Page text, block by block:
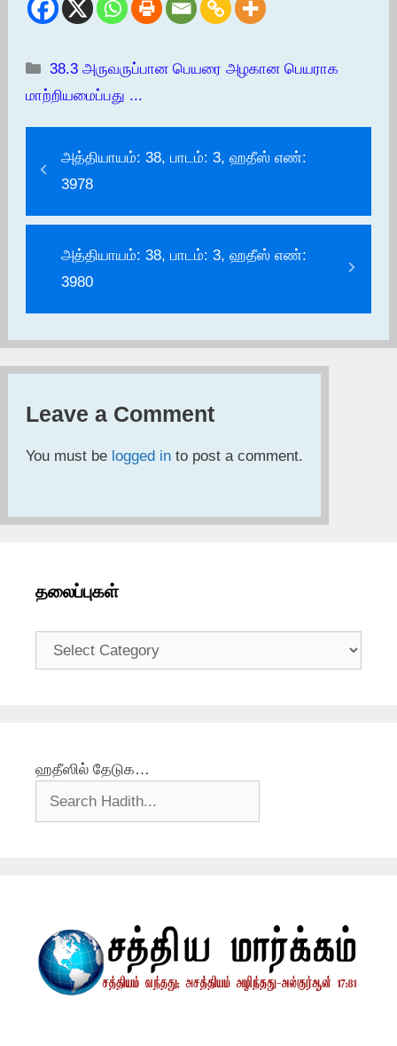
Categories
38.3 அருவருப்பான பெயரை அழகான பெயராக
மாற்றியமைப்பது ...
அத்தியாயம்: 38, பாடம்: 3, ஹதீஸ் எண்:
3978
அத்தியாயம்: 38, பாடம்: 3, ஹதீஸ் எண்:
3980
Leave a Comment
You must be logged in to post a comment.
தலைப்புகள்
தலைப்புகள்
ஹதீஸில் தேடுக…